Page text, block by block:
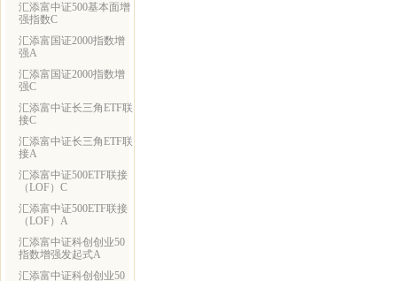
汇添富中证500基本面增
强指数C
汇添富国证2000指数增
强A
汇添富国证2000指数增
强C
汇添富中证长三角ETF联
接C
汇添富中证长三角ETF联
接A
汇添富中证500ETF联接
（LOF）C
汇添富中证500ETF联接
（LOF）A
汇添富中证科创创业50
指数增强发起式A
汇添富中证科创创业50